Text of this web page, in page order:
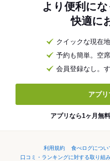
より便利に
快適に
クイックな現在
予約も簡単。空
会員登録なし。
アプリ
アプリなら1ヶ月無
利用規約 食べログについ
口コミ・ランキングに対する取り組